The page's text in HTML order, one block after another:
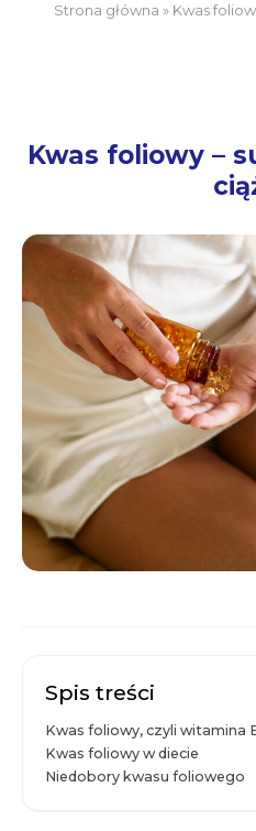
Strona główna » Kwas
Kwas foliowy –
Spis treści
Kwas foliowy, czyli witamina
Kwas foliowy w diecie
Niedobory kwasu foliowego